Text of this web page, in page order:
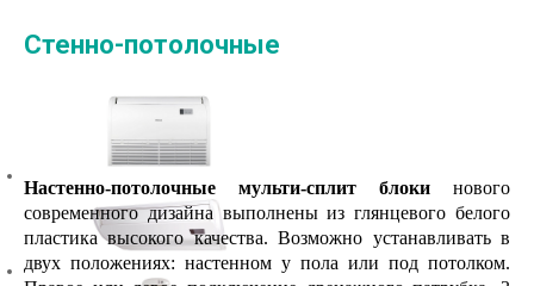
Стенно-потолочные
Настенно-потолочные мульти-сплит блоки нового
современного дизайна выполнены из глянцевого белого
пластика высокого качества. Возможно устанавливать в
двух положениях: настенном у пола или под потолком.